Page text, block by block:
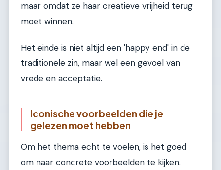
maar omdat ze haar creatieve vrijheid terug
moet winnen.
Het einde is niet altijd een 'happy end' in de
traditionele zin, maar wel een gevoel van
vrede en acceptatie.
Iconische voorbeelden die je
gelezen moet hebben
Om het thema echt te voelen, is het goed
om naar concrete voorbeelden te kijken.